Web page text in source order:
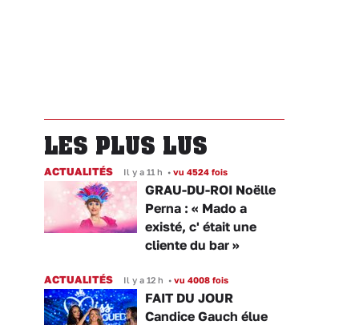
LES PLUS LUS
ACTUALITÉS Il y a 11 h • vu 4524 fois
GRAU-DU-ROI Noëlle
Perna : « Mado a
existé, c' était une
cliente du bar »
ACTUALITÉS Il y a 12 h • vu 4008 fois
FAIT DU JOUR
Candice Gauch élue